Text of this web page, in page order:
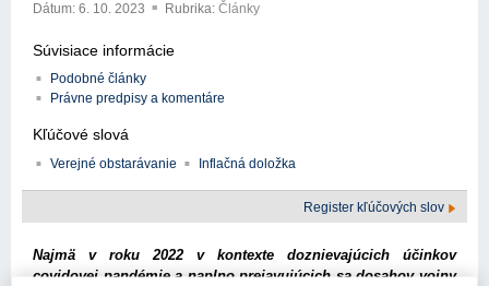
Dátum: 6. 10. 2023 Rubrika: Články
Súvisiace informácie
Podobné články
Právne predpisy a komentáre
Kľúčové slová
Verejné obstarávanie Inflačná doložka
Register kľúčových slov
Najmä v roku 2022 v kontexte doznievajúcich účinkov
covidovej pandémie a naplno prejavujúcich sa dosahov vojny